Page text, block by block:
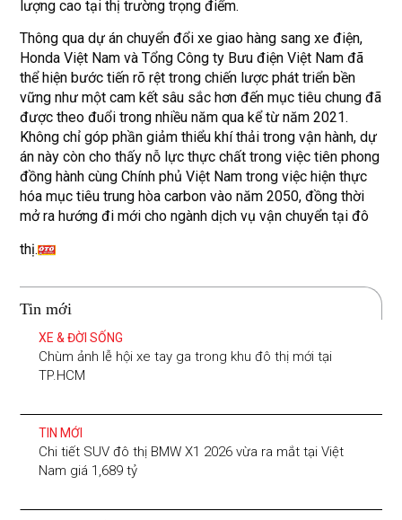
lượng cao tại thị trường trọng điểm.
Thông qua dự án chuyển đổi xe giao hàng sang xe điện,
Honda Việt Nam và Tổng Công ty Bưu điện Việt Nam đã
thể hiện bước tiến rõ rệt trong chiến lược phát triển bền
vững như một cam kết sâu sắc hơn đến mục tiêu chung đã
được theo đuổi trong nhiều năm qua kể từ năm 2021.
Không chỉ góp phần giảm thiểu khí thải trong vận hành, dự
án này còn cho thấy nỗ lực thực chất trong việc tiên phong
đồng hành cùng Chính phủ Việt Nam trong việc hiện thực
hóa mục tiêu trung hòa carbon vào năm 2050, đồng thời
mở ra hướng đi mới cho ngành dịch vụ vận chuyển tại đô
thị.
Tin mới
XE & ĐỜI SỐNG
Chùm ảnh lễ hội xe tay ga trong khu đô thị mới tại
TP.HCM
TIN MỚI
Chi tiết SUV đô thị BMW X1 2026 vừa ra mắt tại Việt
Nam giá 1,689 tỷ